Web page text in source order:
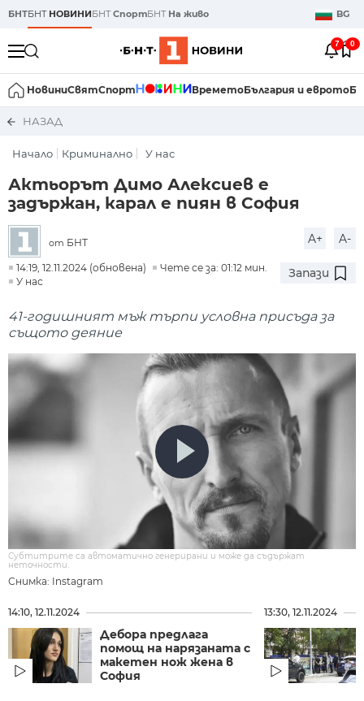
БНТБНТ НОВИНИБНТСпортБНТ На живо BG
7 0
НовиниСвятСпорт ВреметоБългария и еврото
НАЗАД
Начало Криминално У нас
Актьорът Димо Алексиев е
задържан, карал е пиян в София
от БНТ A+ A-
14:19, 12.11.2024 (обновена)
Чете се за: 01:12 мин.
У нас
Запази
41-годишният мъж търпи условна присъда за
същото деяние
Снимка: Instagram
Субтитрите са автоматично генерирани и може да съдържат
неточности.
14:10, 12.11.2024
Дебора предлага
помощ на нарязаната с
макетен нож жена в
София
13:30, 12.11.2024